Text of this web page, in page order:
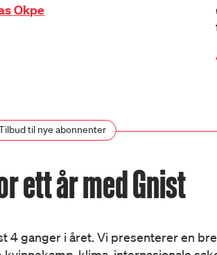
Okpe
til nye abonnenter
ett år med Gnist
4 ganger i året. Vi presenterer en